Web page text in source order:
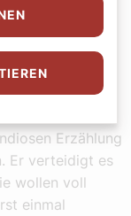
Vater, der
Gott. Aber
Erzählung
Er verteidigt es
wollen voll
einmal